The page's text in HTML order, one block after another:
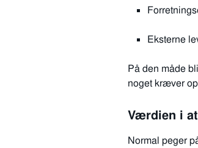
Eksterne
På den måde
noget kræver
Værdien i
Normal peger